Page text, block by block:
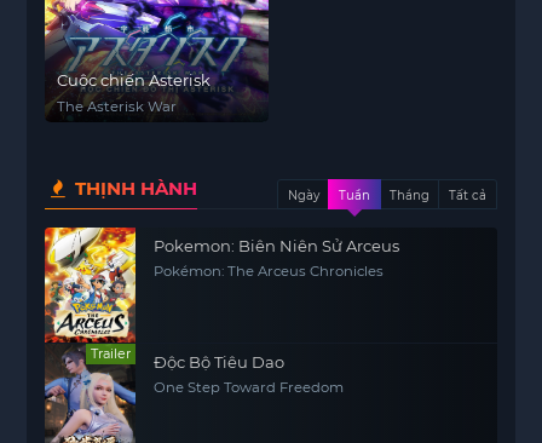
Cuộc chiến Asterisk
The Asterisk War
THỊNH HÀNH Ngày Tuần Tháng Tất cả
Pokemon: Biên Niên Sử Arceus
Pokémon: The Arceus Chronicles
Trailer Độc Bộ Tiêu Dao
One Step Toward Freedom